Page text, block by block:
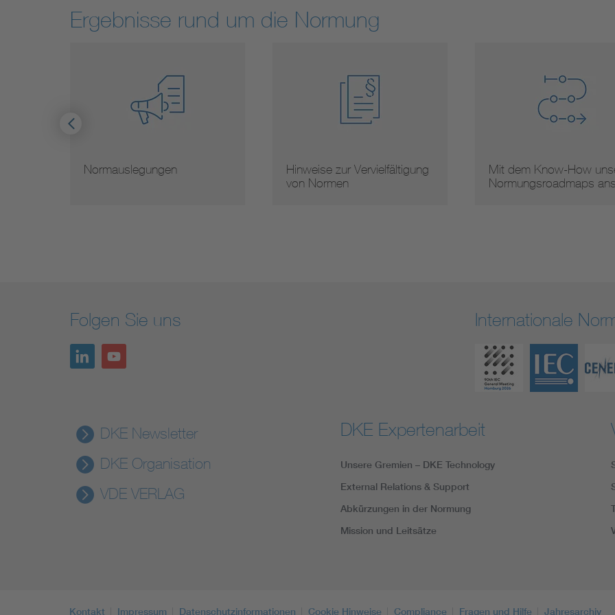
Ergebnisse rund um die Normung
Hinweise zur Vervielfältigung
Mit dem Know-How unserer
Normungsroadmaps ans …
Arbeitsergebnisse
Folgen Sie uns Internationale
DKE Newsletter
DKE Organisation
VDE VERLAG
DKE Expertenarbeit
Unsere Gremien – DKE Technology
External Relations & Support
Abkürzungen in der Normung
Mission und Leitsätze
Kontakt Impressum Datenschutzinformationen Cookie Hinweise Compliance Fragen und Hilfe Jahresarchiv